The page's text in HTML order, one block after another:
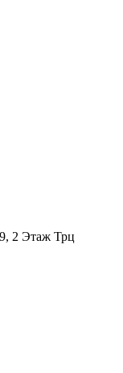
2 Этаж Трц